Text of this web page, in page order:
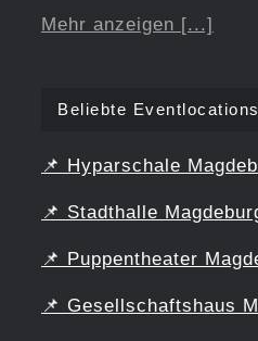
Mehr anzeigen [...]
Beliebte Eventlocations
📌 Hyparschale
📌 Stadthalle
📌 Puppentheater
📌 Gesellschaftshaus